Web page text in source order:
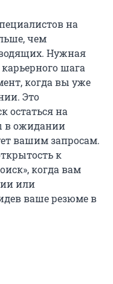
на
чем
Нужная
шага
когда вы уже
Это
остаться на
в ожидании
вашим запросам.
к
когда вам
или
ваше резюме в